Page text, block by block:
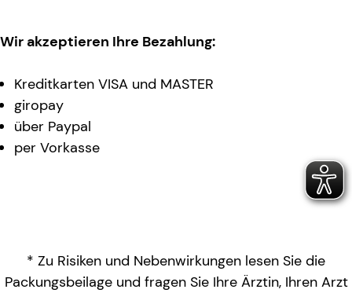
Wir akzeptieren Ihre Bezahlung:
Kreditkarten VISA und MASTER
giropay
über Paypal
per Vorkasse
* Zu Risiken und Nebenwirkungen lesen Sie die
Packungsbeilage und fragen Sie Ihre Ärztin, Ihren Arzt